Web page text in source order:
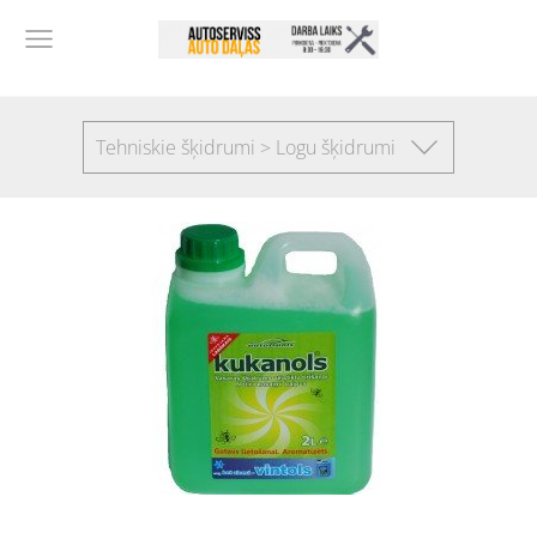
Tehniskie šķidrumi > Logu šķidrumi